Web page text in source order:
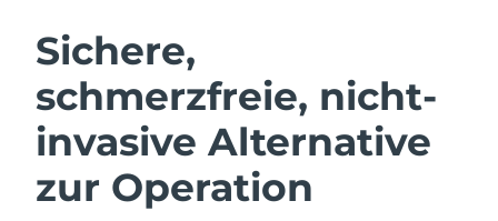
Sichere,
schmerzfreie, nicht-
invasive Alternative
zur Operation
Gesichtsreinigung
LUNA™ 4 Set
Anti-aging massage
Gesichtsstraffung
BEAR™ 2 Set
Microcurrent toning
Australien
Erwartete Lieferung
13/08/2026
Erwartete Lieferung